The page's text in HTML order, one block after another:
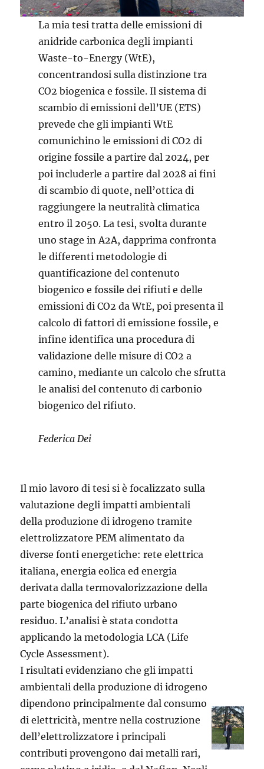
La mia tesi tratta delle emissioni di
anidride carbonica degli impianti
Waste-to-Energy (WtE),
concentrandosi sulla distinzione tra
CO2 biogenica e fossile. Il sistema di
scambio di emissioni dell’UE (ETS)
prevede che gli impianti WtE
comunichino le emissioni di CO2 di
origine fossile a partire dal 2024, per
poi includerle a partire dal 2028 ai fini
di scambio di quote, nell’ottica di
raggiungere la neutralità climatica
entro il 2050. La tesi, svolta durante
uno stage in A2A, dapprima confronta
le differenti metodologie di
quantificazione del contenuto
biogenico e fossile dei rifiuti e delle
emissioni di CO2 da WtE, poi presenta il
calcolo di fattori di emissione fossile, e
infine identifica una procedura di
validazione delle misure di CO2 a
camino, mediante un calcolo che sfrutta
le analisi del contenuto di carbonio
biogenico del rifiuto.
Federica Dei
Il mio lavoro di tesi si è focalizzato sulla
valutazione degli impatti ambientali
della produzione di idrogeno tramite
elettrolizzatore PEM alimentato da
diverse fonti energetiche: rete elettrica
italiana, energia eolica ed energia
derivata dalla termovalorizzazione della
parte biogenica del rifiuto urbano
residuo. L’analisi è stata condotta
applicando la metodologia LCA (Life
Cycle Assessment).
I risultati evidenziano che gli impatti
ambientali della produzione di idrogeno
dipendono principalmente dal consumo
di elettricità, mentre nella costruzione
dell’elettrolizzatore i principali
contributi provengono dai metalli rari,